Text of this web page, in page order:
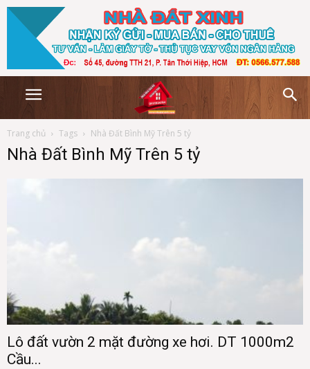
Trang chủ Tags Nhà Đất Bình Mỹ Trên 5 tỷ
Nhà Đất Bình Mỹ Trên 5 tỷ
Lô đất vườn 2 mặt đường xe hơi. DT 1000m2
Cầu...